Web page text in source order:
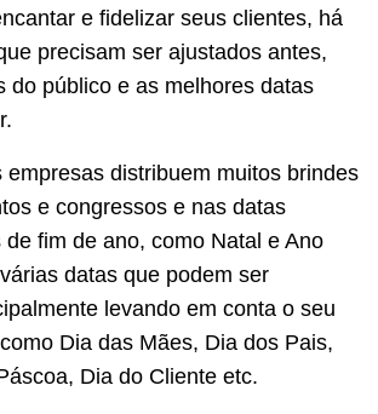
e fidelizar seus clientes, há
precisam ser ajustados antes,
do público e as melhores datas
empresas distribuem muitos brindes
e congressos e nas datas
fim de ano, como Natal e Ano
datas que podem ser
levando em conta o seu
Dia das Mães, Dia dos Pais,
Dia do Cliente etc.